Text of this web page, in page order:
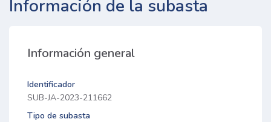
Información de la subasta
Información general
Identificador
SUB-JA-2023-211662
Tipo de subasta